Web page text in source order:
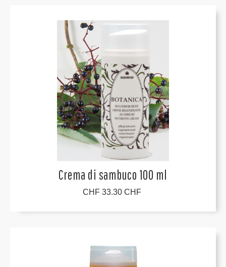
Crema di sambuco 100 ml
CHF 33.30 CHF